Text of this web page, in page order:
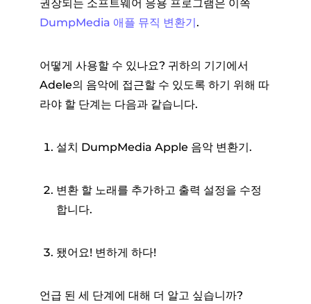
권장되는 소프트웨어 응용 프로그램은 이쪽
DumpMedia 애플 뮤직 변환기.
어떻게 사용할 수 있나요? 귀하의 기기에서
Adele의 음악에 접근할 수 있도록 하기 위해 따
라야 할 단계는 다음과 같습니다.
설치 DumpMedia Apple 음악 변환기.
변환 할 노래를 추가하고 출력 설정을 수정
합니다.
됐어요! 변하게 하다!
언급 된 세 단계에 대해 더 알고 싶습니까?